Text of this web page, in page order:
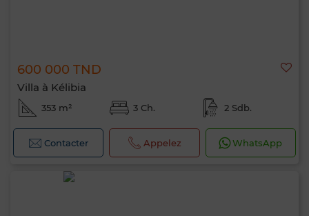
600 000 TND
Villa à Kélibia
353 m² 3 Ch. 2 Sdb.
Contacter Appelez WhatsApp